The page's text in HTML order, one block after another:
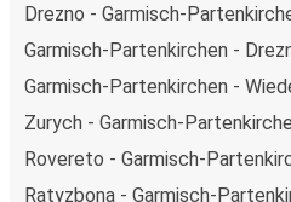
przystankiem autobusowym;
miast i codziennie zabiera
krajowe i zagraniczne.
Miejsce przyjazdu: Zurych
Zurych – przyjeżdżasz tu
Drezno - Garmisch-
Garmisch-Partenkirchen -
Garmisch-Partenkirchen -
Zurych - Garmisch-
Rovereto - Garmisch-
Ratyzbona - Garmisch-